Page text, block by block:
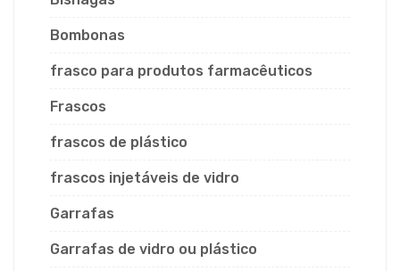
Bombonas
frasco para produtos farmacêuticos
Frascos
frascos de plástico
frascos injetáveis de vidro
Garrafas
Garrafas de vidro ou plástico